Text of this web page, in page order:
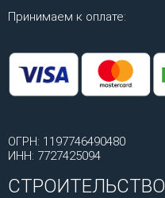
Принимаем к оплате:
ОГРН: 1197746490480
ИНН: 7727425094
СТРОИТЕЛЬСТВО